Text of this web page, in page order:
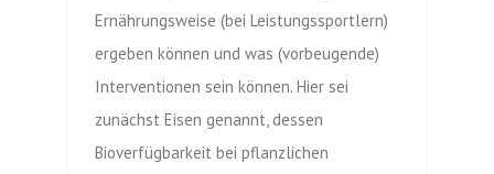
Ernährungsweise (bei Leistungssportlern)
ergeben können und was (vorbeugende)
Interventionen sein können. Hier sei
zunächst Eisen genannt, dessen
Bioverfügbarkeit bei pflanzlichen